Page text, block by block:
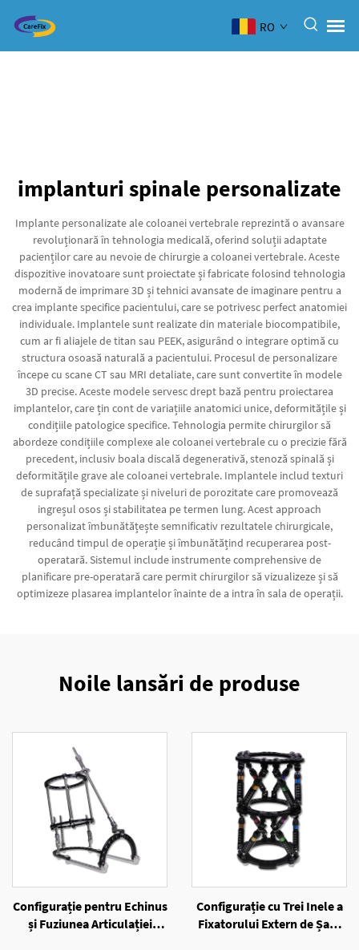
RO
implanturi spinale personalizate
Implante personalizate ale coloanei vertebrale reprezintă o avansare
revoluționară în tehnologia medicală, oferind soluții adaptate
pacienților care au nevoie de chirurgie a coloanei vertebrale. Aceste
dispozitive inovatoare sunt proiectate și fabricate folosind tehnologia
modernă de imprimare 3D și tehnici avansate de imaginare pentru a
crea implante specifice pacientului, care se potrivesc perfect anatomiei
individuale. Implantele sunt realizate din materiale biocompatibile,
cum ar fi aliajele de titan sau PEEK, asigurând o integrare optimă cu
structura osoasă naturală a pacientului. Procesul de personalizare
începe cu scane CT sau MRI detaliate, care sunt convertite în modele
3D precise. Aceste modele servesc drept bază pentru proiectarea
implantelor, care țin cont de variațiile anatomici unice, deformitățile și
condițiile patologice specifice. Tehnologia permite chirurgilor să
abordeze condițiile complexe ale coloanei vertebrale cu o precizie fără
precedent, inclusiv boala discală degenerativă, stenoză spinală și
deformitățile grave ale coloanei vertebrale. Implantele includ texturi
de suprafață specializate și niveluri de porozitate care promovează
ingreșul osos și stabilitatea pe termen lung. Acest approach
personalizat îmbunătățește semnificativ rezultatele chirurgicale,
reducând timpul de operație și îmbunătățind recuperarea post-
operatară. Sistemul include instrumente comprehensive de
planificare pre-operatară care permit chirurgilor să vizualizeze și să
optimizeze plasarea implantelor înainte de a intra în sala de operații.
Noile lansări de produse
Configurație pentru Echinus
și Fuziunea Articulației
Configurație cu Trei Inele a
Fixatorului Extern de Șase